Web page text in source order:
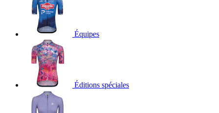
Équipes
Éditions spéciales